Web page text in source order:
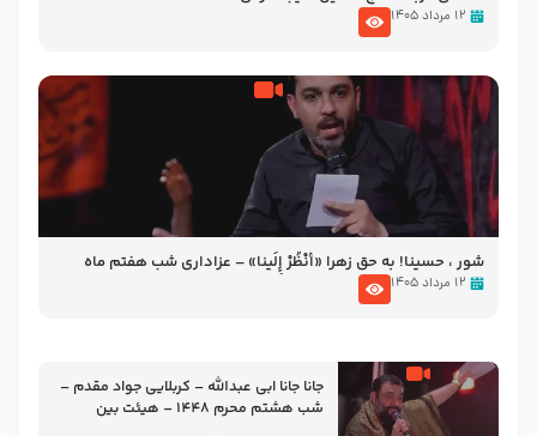
۱۲ مرداد ۱۴۰۵
شور ، حسینا! به‌ حق زهرا «أُنْظُرْ إِلَینا» – عزاداری شب هفتم ماه
محرّم 1405
۱۲ مرداد ۱۴۰۵
جانا جانا ابی عبدالله – کربلایی جواد مقدم –
شب هشتم محرم 1448 – هیئت بین